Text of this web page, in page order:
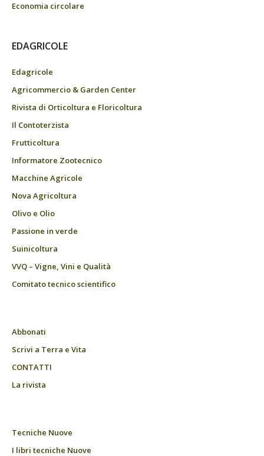
Economia circolare
EDAGRICOLE
Edagricole
Agricommercio & Garden Center
Rivista di Orticoltura e Floricoltura
Il Contoterzista
Frutticoltura
Informatore Zootecnico
Macchine Agricole
Nova Agricoltura
Olivo e Olio
Passione in verde
Suinicoltura
VVQ – Vigne, Vini e Qualità
Comitato tecnico scientifico
Abbonati
Scrivi a Terra e Vita
CONTATTI
La rivista
Tecniche Nuove
I libri tecniche Nuove